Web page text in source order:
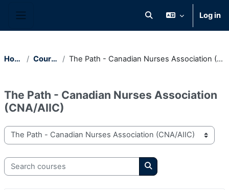
Toggle search input
Log in
Home Courses The Path - Canadian Nurses Association (CNA/AIIC)
The Path - Canadian Nurses Association
(CNA/AIIC)
Course categories
Search courses
Search courses